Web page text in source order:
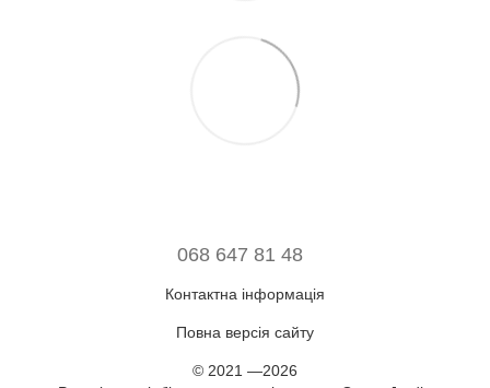
068 647 81 48
Контактна інформація
Повна версія сайту
© 2021 —2026